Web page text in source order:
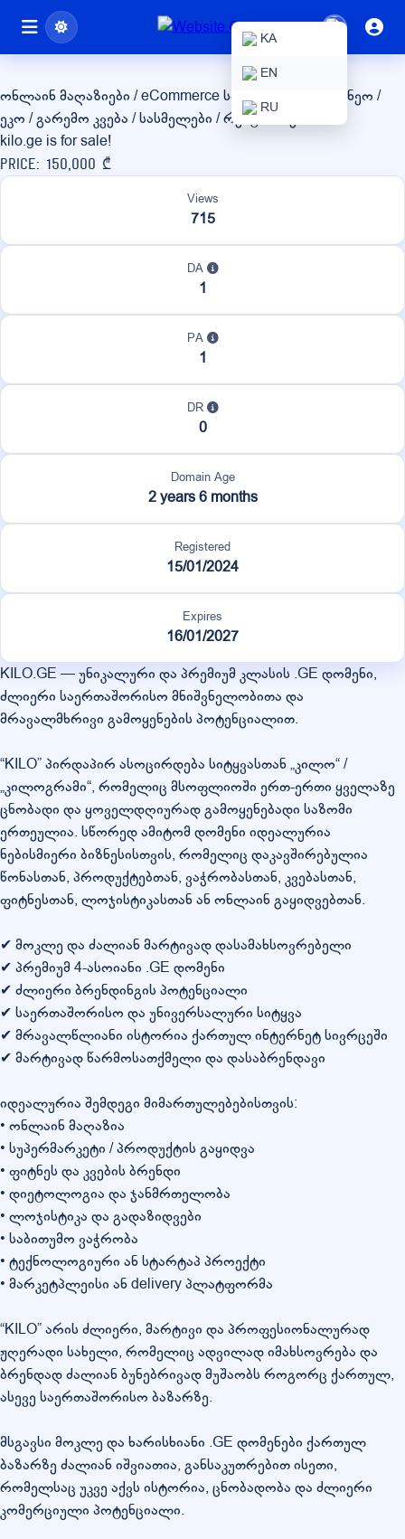
KA
EN
RU
kilo.ge
ონლაინ მაღაზიები / eCommerceსასოფლო-სამეურნეო /
ეკო / გარემო კვება / სასმელები / რესტორნები
kilo.ge is for sale!
Price: 150,000 ₾
Views
715
DA
1
PA
1
DR
0
Domain Age
2 years 6 months
Registered
15/01/2024
Expires
16/01/2027
KILO.GE — უნიკალური და პრემიუმ კლასის .GE დომენი,
ძლიერი საერთაშორისო მნიშვნელობითა და
მრავალმხრივი გამოყენების პოტენციალით.
“KILO” პირდაპირ ასოცირდება სიტყვასთან „კილო“ /
„კილოგრამი“, რომელიც მსოფლიოში ერთ-ერთი ყველაზე
ცნობადი და ყოველდღიურად გამოყენებადი საზომი
ერთეულია. სწორედ ამიტომ დომენი იდეალურია
ნებისმიერი ბიზნესისთვის, რომელიც დაკავშირებულია
წონასთან, პროდუქტებთან, ვაჭრობასთან, კვებასთან,
ფიტნესთან, ლოჯისტიკასთან ან ონლაინ გაყიდვებთან.
✔ მოკლე და ძალიან მარტივად დასამახსოვრებელი
✔ პრემიუმ 4-ასოიანი .GE დომენი
✔ ძლიერი ბრენდინგის პოტენციალი
✔ საერთაშორისო და უნივერსალური სიტყვა
✔ მრავალწლიანი ისტორია ქართულ ინტერნეტ სივრცეში
✔ მარტივად წარმოსათქმელი და დასაბრენდავი
იდეალურია შემდეგი მიმართულებებისთვის:
• ონლაინ მაღაზია
• სუპერმარკეტი / პროდუქტის გაყიდვა
• ფიტნეს და კვების ბრენდი
• დიეტოლოგია და ჯანმრთელობა
• ლოჯისტიკა და გადაზიდვები
• საბითუმო ვაჭრობა
• ტექნოლოგიური ან სტარტაპ პროექტი
• მარკეტპლეისი ან delivery პლატფორმა
“KILO” არის ძლიერი, მარტივი და პროფესიონალურად
ჟღერადი სახელი, რომელიც ადვილად იმახსოვრება და
ბრენდად ძალიან ბუნებრივად მუშაობს როგორც ქართულ,
ასევე საერთაშორისო ბაზარზე.
მსგავსი მოკლე და ხარისხიანი .GE დომენები ქართულ
ბაზარზე ძალიან იშვიათია, განსაკუთრებით ისეთი,
რომელსაც უკვე აქვს ისტორია, ცნობადობა და ძლიერი
კომერციული პოტენციალი.